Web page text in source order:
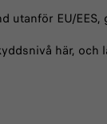
EU/
här, och